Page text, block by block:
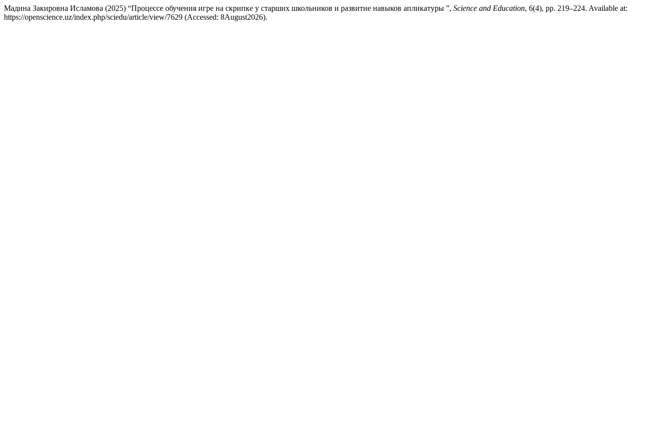
Мадина Закировна Исламова (2025) “Процессе обучения игре на скрипке у старших школьников и развитие навыков апликатуры ”, Science and Education, 6(4), pp. 219–224. Available at:
https://openscience.uz/index.php/sciedu/article/view/7629 (Accessed: 8August2026).